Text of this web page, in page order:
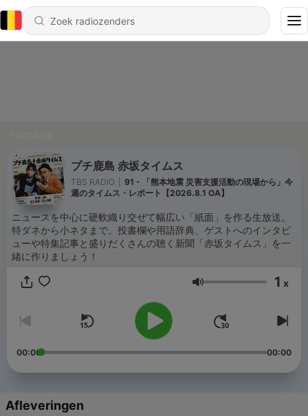
プチ鹿島 赤坂タイムス
TBS RADIO
91 - 「熊本地震 災害支援活動の現場から」今
週のタイムス・レポート【2026.8.1 OA】
ニュースを中心に硬軟織り交ぜて幅広い「紙面」を作る生放送。
特ダネから小ネタまで。投書欄や用語辞典、ゲストへのインタビ
ューや特集記事と盛りだくさんの聴く新聞「赤坂タイムス」を一
緒に作りましょう！
Volume 1 x
00:00 00:00
Afleveringen